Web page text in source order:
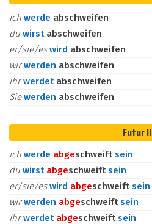
ich werde abschweifen
du wirst abschweifen
er/sie/eswird abschweifen
wirwerden abschweifen
ihrwerdet abschweifen
Siewerden abschweifen
Futur II
ich werde abgeschweiftsein
du wirst abgeschweiftsein
er/sie/eswird abgeschweiftsein
wirwerden abgeschweiftsein
ihrwerdet abgeschweiftsein